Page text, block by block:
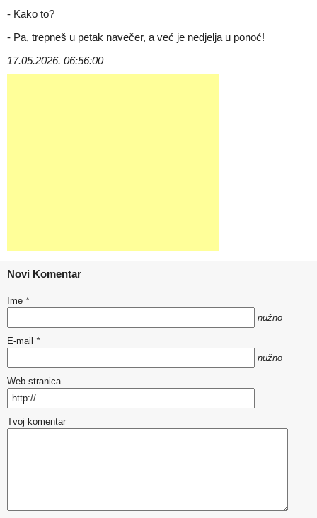
- Kako to?
- Pa, trepneš u petak navečer, a već je nedjelja u ponoć!
17.05.2026. 06:56:00
Novi Komentar
Ime *
nužno
E-mail *
nužno
Web stranica
Tvoj komentar